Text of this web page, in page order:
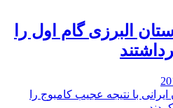
البرزی گام اول را